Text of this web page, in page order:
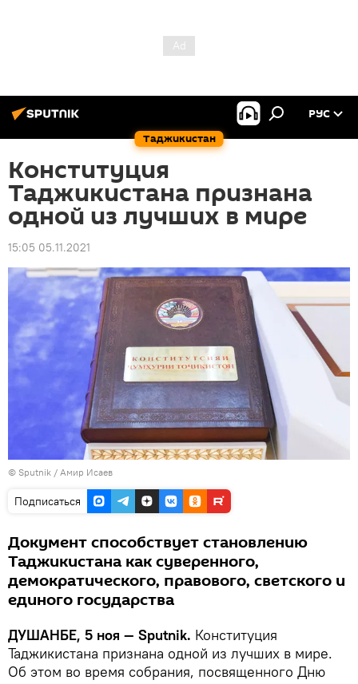
Таджикистан
РУС
Конституция
Таджикистана признана
одной из лучших в мире
15:05 05.11.2021
© Sputnik / Амир Исаев
Подписаться
Документ способствует становлению
Таджикистана как суверенного,
демократического, правового, светского и
единого государства
ДУШАНБЕ, 5 ноя — Sputnik. Конституция
Таджикистана признана одной из лучших в мире.
Об этом во время собрания, посвященного Дню